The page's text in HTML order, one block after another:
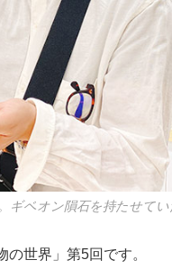
ギベオン隕石を持たせて
世界」第5回です。